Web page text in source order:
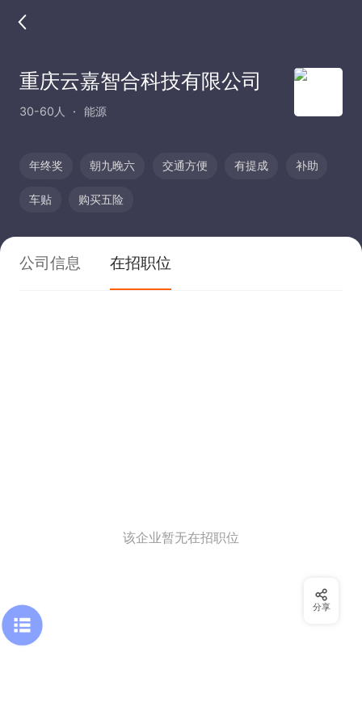
重庆云嘉智合科技有限公司
30-60人 能源
年终奖 朝九晚六 交通方便 有提成 补助
车贴 购买五险
公司信息 在招职位
该企业暂无在招职位
分享